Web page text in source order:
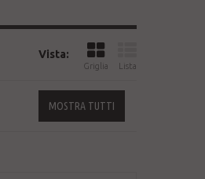
Vista:
Griglia Lista
MOSTRA TUTTI